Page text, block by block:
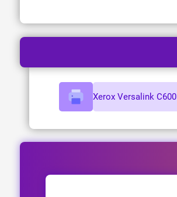
Xerox Versalink C600